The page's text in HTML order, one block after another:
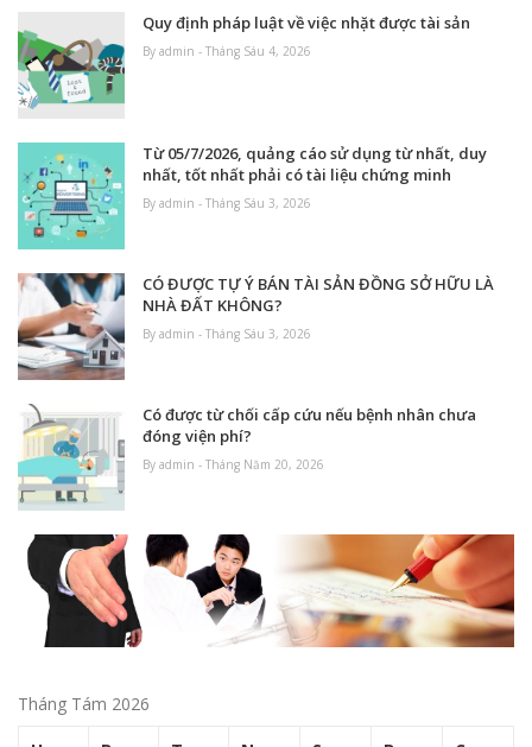
Quy định pháp luật về việc nhặt được tài sản
By admin - Tháng Sáu 4, 2026
Từ 05/7/2026, quảng cáo sử dụng từ nhất, duy
nhất, tốt nhất phải có tài liệu chứng minh
By admin - Tháng Sáu 3, 2026
CÓ ĐƯỢC TỰ Ý BÁN TÀI SẢN ĐỒNG SỞ HỮU LÀ
NHÀ ĐẤT KHÔNG?
By admin - Tháng Sáu 3, 2026
Có được từ chối cấp cứu nếu bệnh nhân chưa
đóng viện phí?
By admin - Tháng Năm 20, 2026
Tháng Tám 2026